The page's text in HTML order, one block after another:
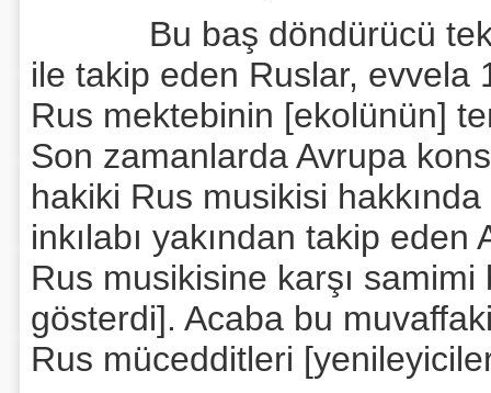
Bu baş döndürücü
ile takip eden Ruslar, evvela
Rus mektebinin [ekolünün]
Son zamanlarda Avrupa
hakiki Rus musikisi
inkılabı yakından takip
Rus musikisine karşı
gösterdi]. Acaba bu
Rus mücedditleri